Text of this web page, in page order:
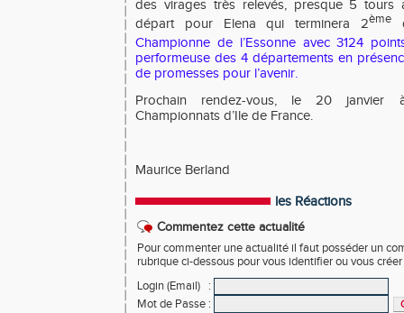
des virages très relevés, presque 5 tours
départ pour Elena qui terminera 2ème
Championne de l’Essonne avec 3124
performeuse des 4 départements en
de promesses pour l’avenir.
Prochain rendez-vous, le 20 janvier
Championnats d’Ile de France.
Maurice Berland
les Réactions
Commentez cette actualité
Pour commenter une actualité il faut posséder un
rubrique ci-dessous pour vous identifier ou vous
Login (Email)
:
Mot de Passe :